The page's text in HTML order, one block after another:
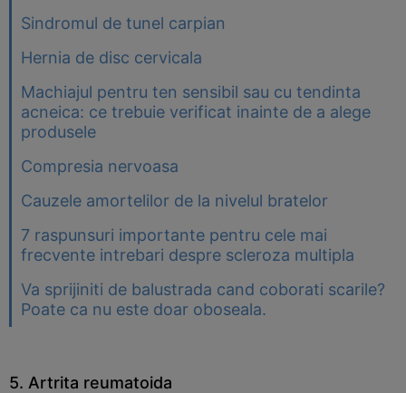
Sindromul de tunel carpian
Hernia de disc cervicala
Machiajul pentru ten sensibil sau cu tendinta
acneica: ce trebuie verificat inainte de a alege
produsele
Compresia nervoasa
Cauzele amortelilor de la nivelul bratelor
7 raspunsuri importante pentru cele mai
frecvente intrebari despre scleroza multipla
Va sprijiniti de balustrada cand coborati scarile?
Poate ca nu este doar oboseala.
5. Artrita reumatoida